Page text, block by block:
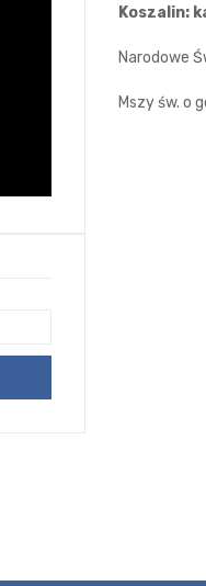
Koszalin:
Narodowe
Mszy św. o